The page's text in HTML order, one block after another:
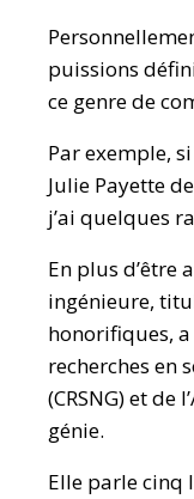
puissions
ce genre de
Par exemple,
Julie Payette
j’ai quelques
En plus d’être
ingénieure,
honorifiques,
recherches en
(CRSNG) et de
génie.
Elle parle cinq